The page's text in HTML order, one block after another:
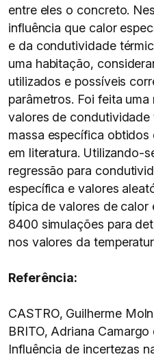
entre eles o concreto.
influência que calor
e da condutividade
uma habitação,
utilizados e possíveis
parâmetros. Foi feita
valores de
massa específica
em literatura. Utilizando-
regressão para
específica e valores
típica de valores de calor
8400 simulações para
nos valores da
Referência:
CASTRO, Guilherme
BRITO, Adriana
Influência de incertezas